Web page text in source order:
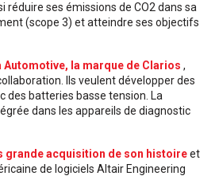
réduire ses émissions de CO2 dans sa
(scope 3) et atteindre ses objectifs
Automotive, la marque de Clarios ,
Ils veulent développer des
des batteries basse tension. La
dans les appareils de diagnostic
grande acquisition de son histoireet
de logiciels Altair Engineering